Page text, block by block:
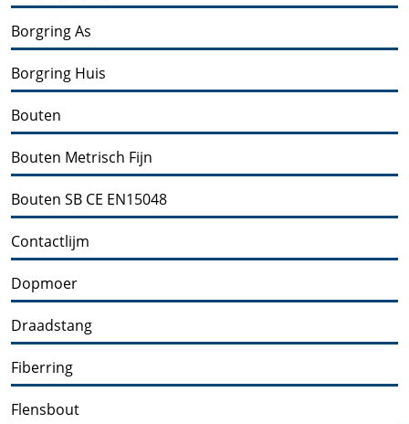
Borgring As
Borgring Huis
Bouten
Bouten Metrisch Fijn
Bouten SB CE EN15048
Contactlijm
Dopmoer
Draadstang
Fiberring
Flensbout